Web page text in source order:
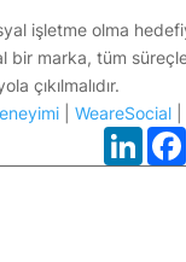
işletme olma
bir marka, tüm
çıkılmalıdır.
|WeareSocial